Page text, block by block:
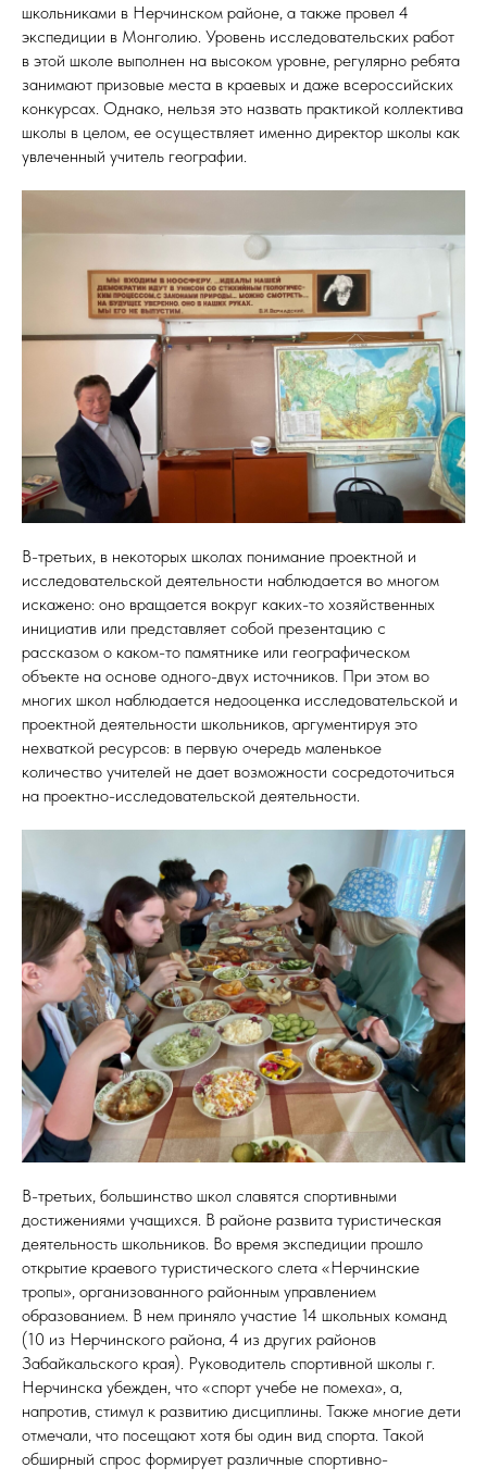
школьниками в Нерчинском районе, а также провел 4
экспедиции в Монголию. Уровень исследовательских работ
в этой школе выполнен на высоком уровне, регулярно ребята
занимают призовые места в краевых и даже всероссийских
конкурсах. Однако, нельзя это назвать практикой коллектива
школы в целом, ее осуществляет именно директор школы как
увлеченный учитель географии.
В-третьих, в некоторых школах понимание проектной и
исследовательской деятельности наблюдается во многом
искажено: оно вращается вокруг каких-то хозяйственных
инициатив или представляет собой презентацию с
рассказом о каком-то памятнике или географическом
объекте на основе одного-двух источников. При этом во
многих школ наблюдается недооценка исследовательской и
проектной деятельности школьников, аргументируя это
нехваткой ресурсов: в первую очередь маленькое
количество учителей не дает возможности сосредоточиться
на проектно-исследовательской деятельности.
В-третьих, большинство школ славятся спортивными
достижениями учащихся. В районе развита туристическая
деятельность школьников. Во время экспедиции прошло
открытие краевого туристического слета «Нерчинские
тропы», организованного районным управлением
образованием. В нем приняло участие 14 школьных команд
(10 из Нерчинского района, 4 из других районов
Забайкальского края). Руководитель спортивной школы г.
Нерчинска убежден, что «спорт учебе не помеха», а,
напротив, стимул к развитию дисциплины. Также многие дети
отмечали, что посещают хотя бы один вид спорта. Такой
обширный спрос формирует различные спортивно-